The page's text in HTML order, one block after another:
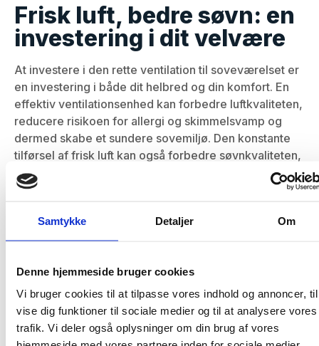
Samtykke Detaljer Om
Denne hjemmeside bruger cookies
Vi bruger cookies til at tilpasse vores indhold og annoncer,
vise dig funktioner til sociale medier og til at analysere vores
trafik. Vi deler også oplysninger om din brug af vores
Frisk luft, bedre søvn: en
investering i dit velvære
At investere i den rette ventilation til soveværelset er
en investering i både dit helbred og din komfort. En
effektiv ventilationsenhed kan forbedre luftkvaliteten,
reducere risikoen for allergi og skimmelsvamp og
dermed skabe et sundere sovemiljø. Den konstante
tilførsel af frisk luft kan også forbedre søvnkvaliteten,
hvilket har en positiv indvirkning på dit daglige
energiniveau og generelle velvære.
Ved at vælge en ventilationsløsning, der passer til dit
hjems komfort og sundhed, og oplev forskellen ved
Ofte stillede spørgsmål
om ventilation i